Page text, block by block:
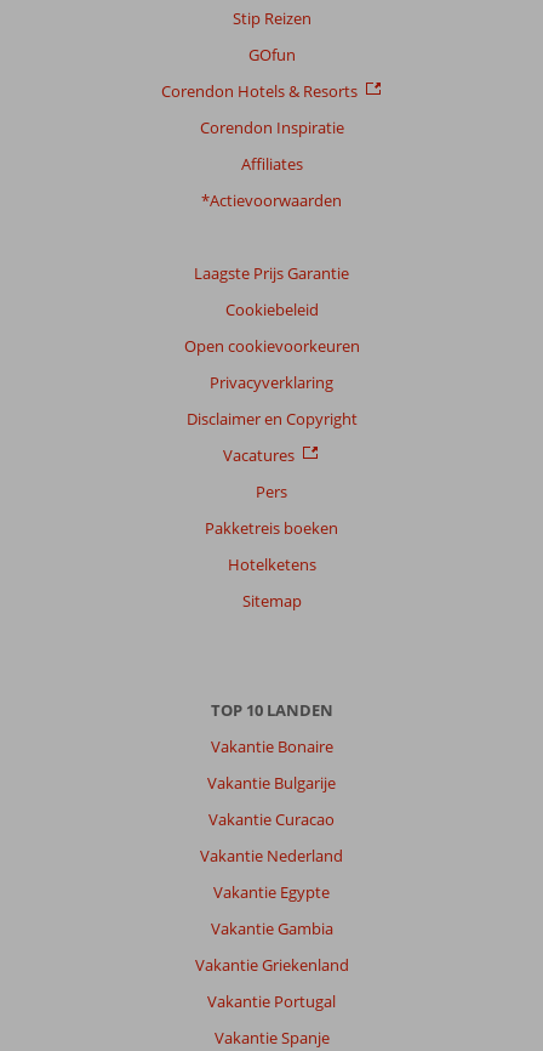
Stip Reizen
GOfun
Corendon Hotels & Resorts
Corendon Inspiratie
Affiliates
*Actievoorwaarden
Laagste Prijs Garantie
Cookiebeleid
Open cookievoorkeuren
Privacyverklaring
Disclaimer en Copyright
Vacatures
Pers
Pakketreis boeken
Hotelketens
Sitemap
TOP 10 LANDEN
Vakantie Bonaire
Vakantie Bulgarije
Vakantie Curacao
Vakantie Nederland
Vakantie Egypte
Vakantie Gambia
Vakantie Griekenland
Vakantie Portugal
Vakantie Spanje